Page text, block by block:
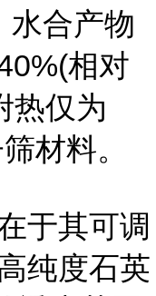
水合产物
相对
热仅为
材料。
于其可调
纯度石英